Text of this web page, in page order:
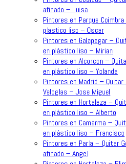
afinado – Luisa
Pintores en Parque
plastico liso – Oscar
Pintores en Galapagar –
en plástico liso – Mirian
Pintores en Alcorcon –
en plástico liso – Yolanda
Pintores en Madrid –
Veloglas – Jose Miguel
Pintores en Hortaleza –
en plástico liso – Alberto
Pintores en Camarma –
en plástico liso – Francisco
Pintores en Parla – Quitar
afinado – Angel